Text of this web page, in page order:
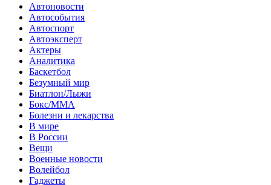
Автоновости
Автособытия
Автоспорт
Автоэксперт
Актеры
Аналитика
Баскетбол
Безумный мир
Биатлон/Лыжи
Бокс/MMA
Болезни и лекарства
В мире
В России
Вещи
Военные новости
Волейбол
Гаджеты